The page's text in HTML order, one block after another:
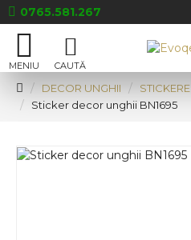
0765.581.267
DECOR UNGHII
STICKERE
Sticker decor unghii BN1695